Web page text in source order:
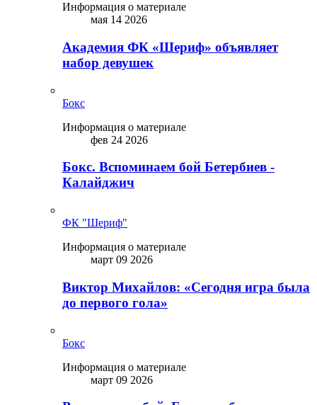
Информация о материале
мая 14 2026
Академия ФК «Шериф» объявляет
набор девушек
Бокс
Информация о материале
фев 24 2026
Бокс. Вспоминаем бой Бетербиев -
Калайджич
ФК "Шериф"
Информация о материале
март 09 2026
Виктор Михайлов: «Сегодня игра была
до первого гола»
Бокс
Информация о материале
март 09 2026